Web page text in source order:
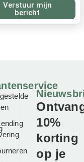
Verstuur mijn
bericht
10%
korting
op je